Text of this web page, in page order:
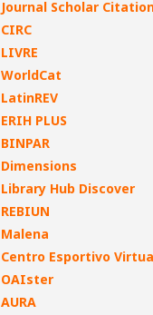
Journal Scholar
CIRC
LIVRE
WorldCat
LatinREV
ERIH PLUS
BINPAR
Dimensions
Library Hub Discover
REBIUN
Malena
Centro Esportivo
OAIster
AURA